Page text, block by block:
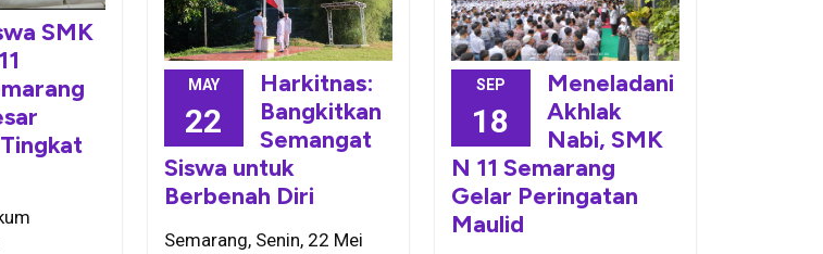
SMK
MAY
22
Harkitnas:
Bangkitkan
Semangat
Siswa untuk
Berbenah Diri
Semarang, Senin, 22 Mei
SEP
18
Meneladani
Akhlak
Nabi, SMK
N 11 Semarang
Gelar Peringatan
Maulid